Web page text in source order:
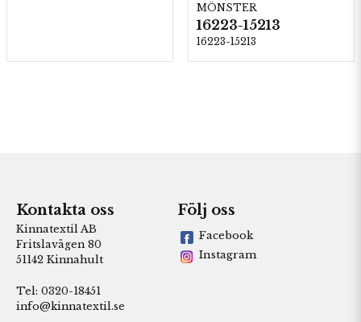
MÖNSTER
16223-15213
16223-15213
Kontakta oss
Kinnatextil AB
Fritslavägen 80
51142 Kinnahult
Tel: 0320-18451
info@kinnatextil.se
Följ oss
Facebook
Instagram